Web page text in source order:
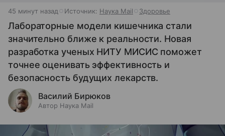
45 минут назад Источник: Наука Mail Здоровье
Лабораторные модели кишечника стали
значительно ближе к реальности. Новая
разработка ученых НИТУ МИСИС поможет
точнее оценивать эффективность и
безопасность будущих лекарств.
Василий Бирюков
Автор Наука Mail